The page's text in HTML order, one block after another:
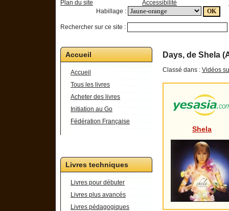
Plan du site Accessibilité
Habillage :
Rechercher sur ce site :
Accueil
Accueil
Tous les livres
Acheter des livres
Initiation au Go
Fédération Française
Livres techniques
Livres pour débuter
Livres plus avancés
Livres pédagogiques
Days, de Shela
Classé dans : Vidéos
Shela